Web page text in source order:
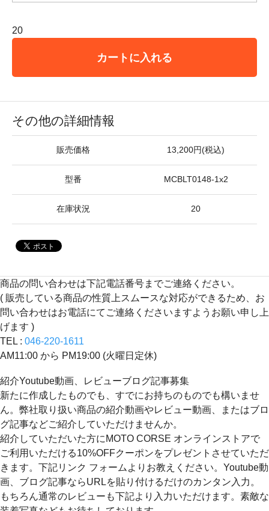
20
カートに入れる
その他の詳細情報
販売価格 13,200円(税込)
型番 MCBLT0148-1x2
在庫状況 20
商品の問い合わせは下記電話番号までご連絡ください。
( 販売している商品の性質上スムースな対応ができるため、お
問い合わせはお電話にてご連絡くださいますようお願い申し上
げます )
TEL : 046-220-1611
AM11:00 から PM19:00 (火曜日定休)
紹介Youtube動画、レビューブログ記事募集
新たに作成したものでも、すでにお持ちのものでも構いませ
ん。弊社取り扱い商品の紹介動画やレビュー動画、またはブロ
グ記事などご紹介していただけませんか。
紹介していただいた方にMOTO CORSE オンラインストアで
ご利用いただける10%OFFクーポンをプレゼントさせていただ
きます。下記リンク フォームよりお教えください。Youtube動
画、ブログ記事ならURLを貼り付けるだけのカンタン入力。
もちろん通常のレビューも下記より入力いただけます。素敵な